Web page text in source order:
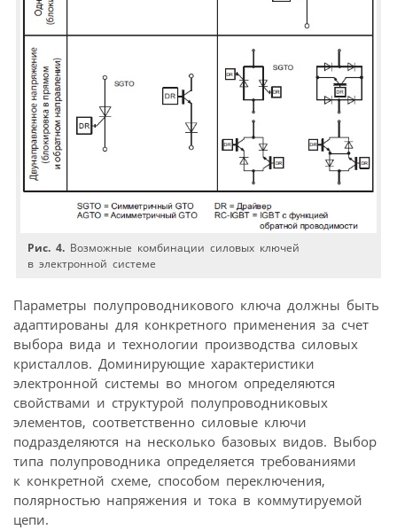
Рис. 4. Возможные комбинации силовых ключей
в электронной системе
Параметры полупроводникового ключа должны быть
адаптированы для конкретного применения за счет
выбора вида и технологии производства силовых
кристаллов. Доминирующие характеристики
электронной системы во многом определяются
свойствами и структурой полупроводниковых
элементов, соответственно силовые ключи
подразделяются на несколько базовых видов. Выбор
типа полупроводника определяется требованиями
к конкретной схеме, способом переключения,
полярностью напряжения и тока в коммутируемой
цепи.